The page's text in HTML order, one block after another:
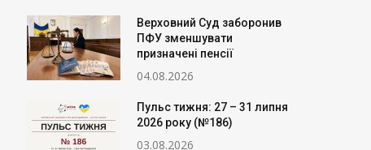
Верховний Суд заборонив
ПФУ зменшувати
призначені пенсії
04.08.2026
Пульс тижня: 27 – 31 липня
2026 року (№186)
03.08.2026